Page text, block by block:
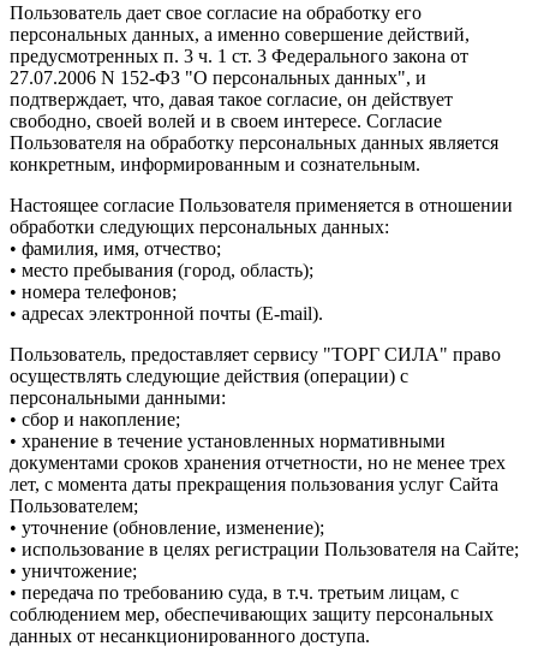
Пользователь дает свое согласие на обработку его
персональных данных, а именно совершение действий,
предусмотренных п. 3 ч. 1 ст. 3 Федерального закона от
27.07.2006 N 152-ФЗ "О персональных данных", и
подтверждает, что, давая такое согласие, он действует
свободно, своей волей и в своем интересе. Согласие
Пользователя на обработку персональных данных является
конкретным, информированным и сознательным.
Настоящее согласие Пользователя применяется в отношении
обработки следующих персональных данных:
• фамилия, имя, отчество;
• место пребывания (город, область);
• номера телефонов;
• адресах электронной почты (E-mail).
Пользователь, предоставляет сервису "ТОРГ СИЛА" право
осуществлять следующие действия (операции) с
персональными данными:
• сбор и накопление;
• хранение в течение установленных нормативными
документами сроков хранения отчетности, но не менее трех
лет, с момента даты прекращения пользования услуг Сайта
Пользователем;
• уточнение (обновление, изменение);
• использование в целях регистрации Пользователя на Сайте;
• уничтожение;
• передача по требованию суда, в т.ч. третьим лицам, с
соблюдением мер, обеспечивающих защиту персональных
данных от несанкционированного доступа.